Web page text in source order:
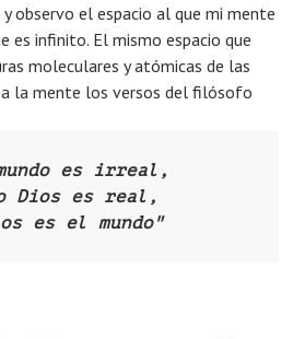
observo el espacio al que mi mente
es infinito. El mismo espacio que
moleculares y atómicas de las
a la mente los versos del filósofo
es irreal,
Dios es real,
es el mundo"